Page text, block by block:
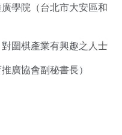
學院（台北市大安區和
圍棋產業有興趣之人士
廣協會副秘書長）